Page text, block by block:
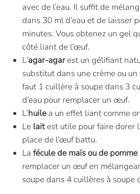
avec de l’eau. Il suffit de
dans 30 ml d’eau et de laisser
minutes. Vous obtenez un gel
côté liant de l’œuf.
L’agar-agarest un gélifiant
substitut dans une crème ou
faut 1 cuillère à soupe dans 3
d’eau pour remplacer un œuf.
L’huile a un effet liant comme
Le laitest utile pour faire dorer
place de l’œuf battu.
La fécule de maïs ou de
remplacer un œuf en
soupe dans 4 cuillères à soupe